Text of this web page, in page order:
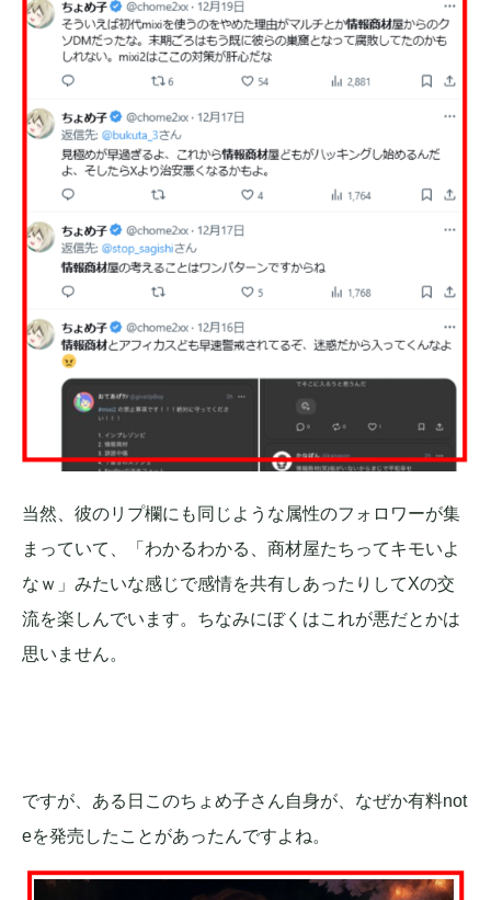
当然、彼のリプ欄にも同じような属性のフォロワーが集
まっていて、「わかるわかる、商材屋たちってキモいよ
なｗ」みたいな感じで感情を共有しあったりしてXの交
流を楽しんでいます。ちなみにぼくはこれが悪だとかは
思いません。
ですが、ある日このちょめ子さん自身が、なぜか有料not
eを発売したことがあったんですよね。